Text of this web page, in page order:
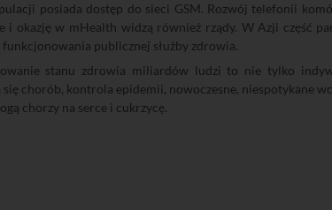
posiada dostęp do sieci GSM. Rozwój telefonii
i okazję w mHealth widzą również rządy. W Azji część
publicznej służby zdrowia.
stanu zdrowia miliardów ludzi to nie tylko
chorób, kontrola epidemii, nowoczesne, niespotykane
chorzy na serce i cukrzycę.